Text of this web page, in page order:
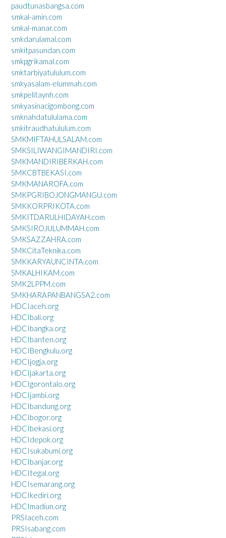
paudtunasbangsa.com
smkal-amin.com
smkal-manar.com
smkdarulamal.com
smkitpasundan.com
smkpgrikamal.com
smktarbiyatululum.com
smkyasalam-elummah.com
smkpelitaynh.com
smkyasinacigombong.com
smknahdatululama.com
smkitraudhatululum.com
SMKMIFTAHULSALAM.com
SMKSILIWANGIMANDIRI.com
SMKMANDIRIBERKAH.com
SMKCBTBEKASI.com
SMKMANAROFA.com
SMKPGRIBOJONGMANGU.com
SMKKORPRIKOTA.com
SMKITDARULHIDAYAH.com
SMKSIROJULUMMAH.com
SMKSAZZAHRA.com
SMKCitaTeknika.com
SMKKARYAUNCINTA.com
SMKALHIKAM.com
SMK2LPPM.com
SMKHARAPANBANGSA2.com
HDCIaceh.org
HDCIbali.org
HDCIbangka.org
HDCIbanten.org
HDCIBengkulu.org
HDCIjogja.org
HDCIjakarta.org
HDCIgorontalo.org
HDCIjambi.org
HDCIbandung.org
HDCIbogor.org
HDCIbekasi.org
HDCIdepok.org
HDCIsukabumi.org
HDCIbanjar.org
HDCItegal.org
HDCIsemarang.org
HDCIkediri.org
HDCImadiun.org
PRSIaceh.com
PRSIsabang.com